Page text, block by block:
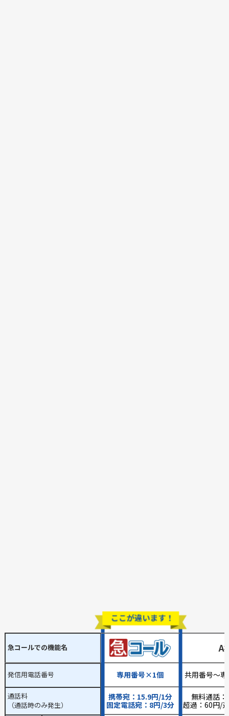
急コールでの機能名 A
発信用電話番号 専用番号×1個 共用番号～
通話料
（通話時のみ発生）
携帯宛： 15.9円/1分
固定電話宛： 8円/3分
無料通話：
超過： 60円/